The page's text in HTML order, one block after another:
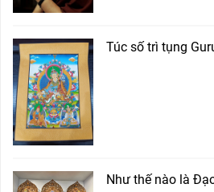
Túc số trì tụng
Như thế nào là